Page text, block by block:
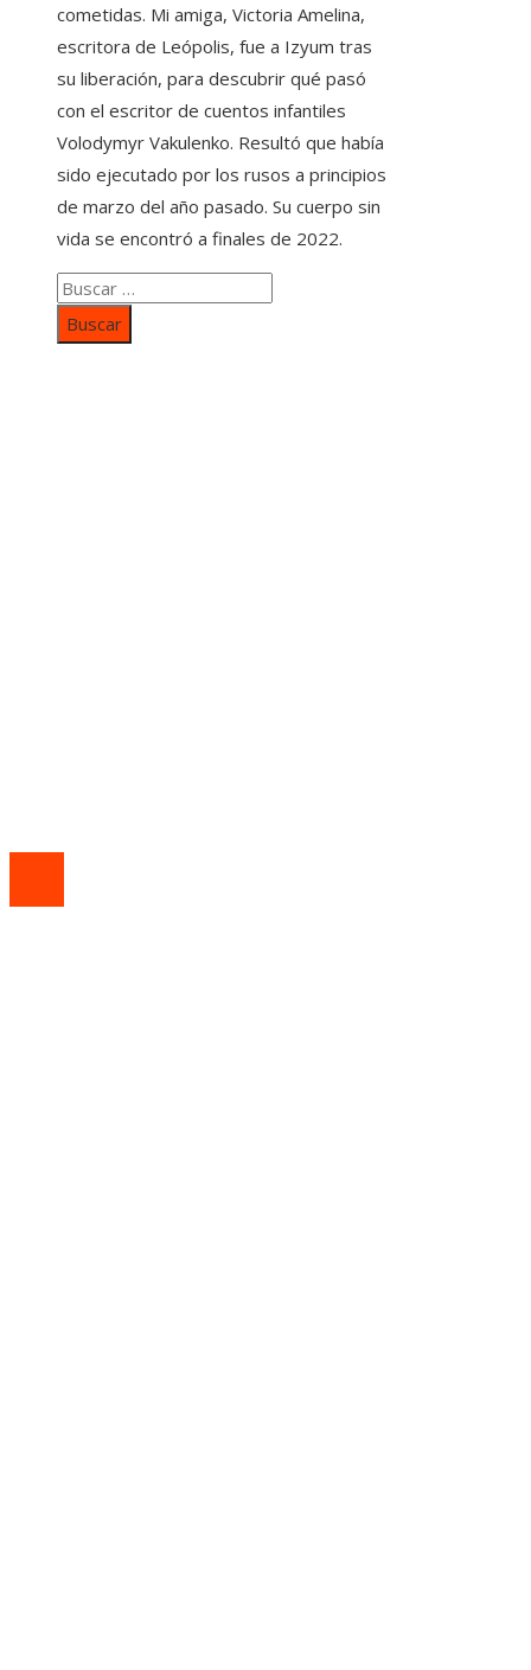
cometidas. Mi amiga, Victoria Amelina,
escritora de Leópolis, fue a Izyum tras
su liberación, para descubrir qué pasó
con el escritor de cuentos infantiles
Volodymyr Vakulenko. Resultó que había
sido ejecutado por los rusos a principios
de marzo del año pasado. Su cuerpo sin
vida se encontró a finales de 2022.
Buscar: